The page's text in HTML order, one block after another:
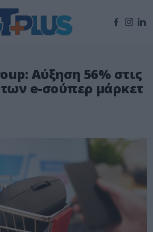
Αύξηση 56% στις
e-σούπερ μάρκετ